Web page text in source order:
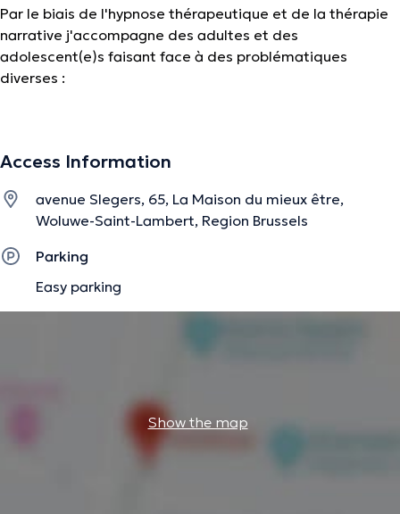
Par le biais de l'hypnose thérapeutique et de la thérapie
narrative j'accompagne des adultes et des
adolescent(e)s faisant face à des problématiques
diverses :
- Deuil difficile
- Blessures de vie et vécus traumatiques (abus,
agression,
accident)
- Troubles obsessionnels du comportement
Access Information
avenue Slegers, 65, La Maison du mieux être,
Woluwe-Saint-Lambert, Region Brussels
Parking
Easy parking
Show the map